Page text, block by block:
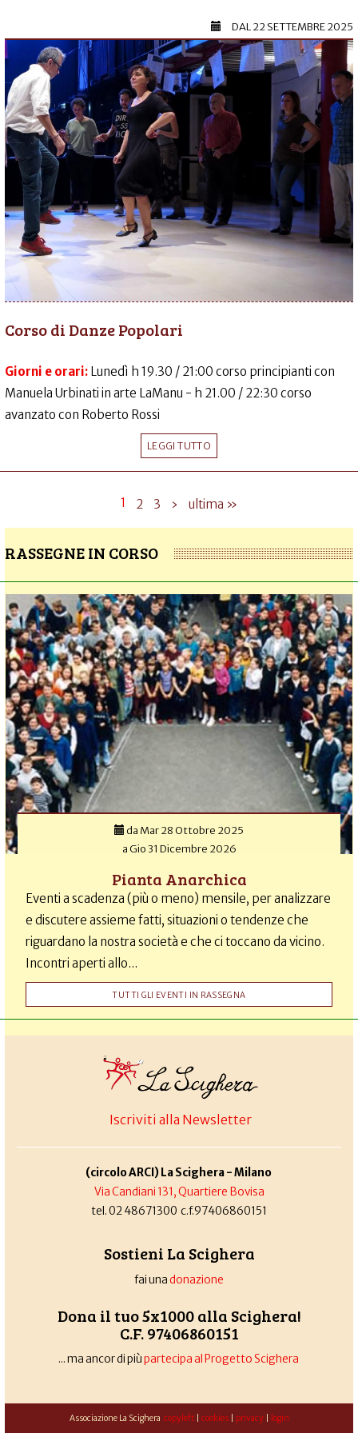
DAL22 SETTEMBRE 2025
Corso di Danze Popolari
Giorni e orari: Lunedì h 19.30 / 21:00 corso principianti con
Manuela Urbinati in arte LaManu - h 21.00 / 22:30 corso
avanzato con Roberto Rossi
LEGGI TUTTO
1 2 3 › ultima »
RASSEGNE IN CORSO
da Mar 28 Ottobre 2025
aGio 31 Dicembre 2026
Pianta Anarchica
Eventi a scadenza (più o meno) mensile, per analizzare
e discutere assieme fatti, situazioni o tendenze che
riguardano la nostra società e che ci toccano da vicino.
Incontri aperti allo...
TUTTI GLI EVENTI IN RASSEGNA
Iscriviti alla Newsletter
(circolo ARCI) La Scighera - Milano
Via Candiani 131, Quartiere Bovisa
tel. 02 48671300 c.f.97406860151
Sostieni La Scighera
fai unadonazione
Dona il tuo 5x1000 alla Scighera!
C.F. 97406860151
... ma ancor di piùpartecipa al Progetto Scighera
Associazione La Scighera copyleft| cookies| privacy| login